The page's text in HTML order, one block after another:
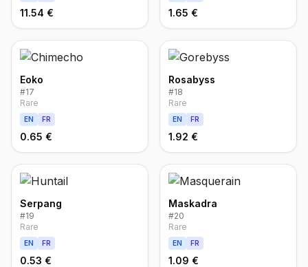
11.54 € 1.65 €
Eoko
#17
Rare
EN FR
0.65 €
Rosabyss
#18
Rare
EN FR
1.92 €
Serpang
#19
Rare
EN FR
0.53 €
Maskadra
#20
Rare
EN FR
1.09 €